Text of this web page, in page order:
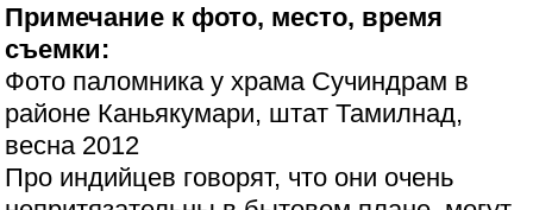
Примечание к фото, место, время
съемки:
Фото паломника у храма Сучиндрам в
районе Каньякумари, штат Тамилнад,
весна 2012
Про индийцев говорят, что они очень